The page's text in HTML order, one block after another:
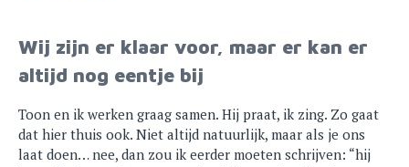
Wij zijn er klaar voor, maar er kan er
altijd nog eentje bij
Toon en ik werken graag samen. Hij praat, ik zing. Zo gaat
dat hier thuis ook. Niet altijd natuurlijk, maar als je ons
laat doen… nee, dan zou ik eerder moeten schrijven: “hij